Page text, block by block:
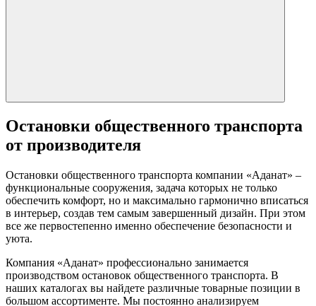
Остановки общественного транспорта
от производителя
Остановки общественного транспорта компании «Аданат» –
функциональные сооружения, задача которых не только
обеспечить комфорт, но и максимально гармонично вписаться
в интерьер, создав тем самым завершенный дизайн. При этом
все же первостепенно именно обеспечение безопасности и
уюта.
Компания «Аданат» профессионально занимается
производством остановок общественного транспорта. В
наших каталогах вы найдете различные товарные позиции в
большом ассортименте. Мы постоянно анализируем